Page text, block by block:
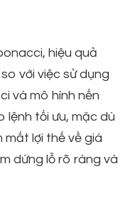
hiệu quả
với việc sử dụng
và mô hình nến
lệnh tối ưu, mặc dù
mất lợi thế về giá
dừng lỗ rõ ràng và